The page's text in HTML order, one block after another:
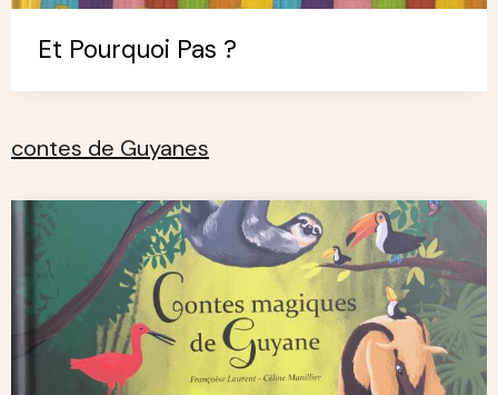
Et Pourquoi Pas ?
contes de Guyanes